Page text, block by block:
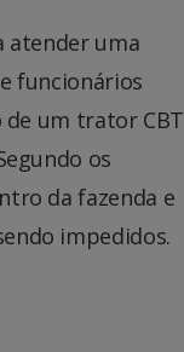
atender uma
funcionários
um trator CBT
os
da fazenda e
impedidos.